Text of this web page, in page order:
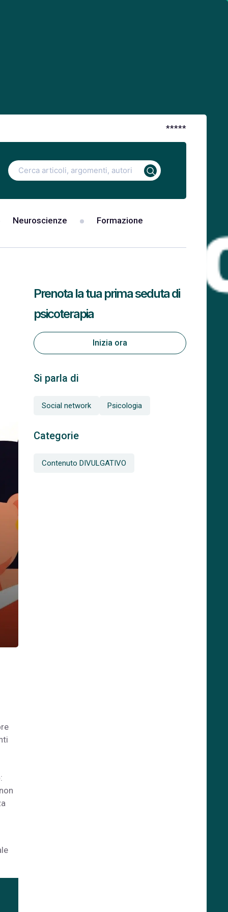
*****
Ricerca
per:
Neuroscienze Formazione
Si parla di
Social network Psicologia
Categorie
Contenuto DIVULGATIVO
Prenota la tua prima seduta di
psicoterapia
Inizia ora